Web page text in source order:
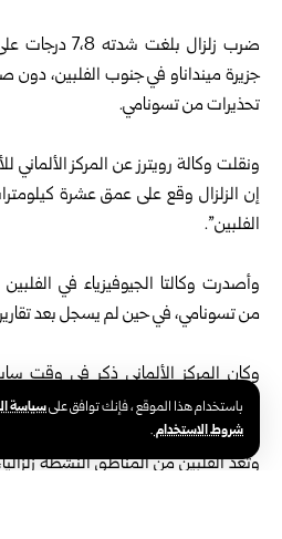
باستخدام هذا الموقع ، فإنك توافق علىسياسة
شروط الاستخدام.
ضرب زلزال
جزيرة مينداناو في جنوب الفلبين، دون
تحذيرات من تسونامي.
ونقلت وكالة رويترز عن المركز الألماني
إن الزلزال وقع على عمق عشرة
الفلبين”.
وأصدرت وكالتا الجيوفيزياء في
من تسونامي، في حين لم يسجل بعد
درجات، وأصدر نظام الإنذار الأمريكي
وتُعد الفلبين من المناطق النشطة